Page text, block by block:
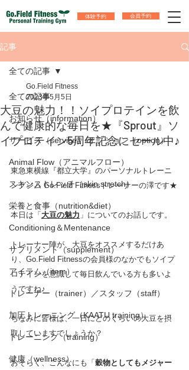
体験予約 会員予約
記事
全ての記事
お知らせ（information）
サービス（service）/オプション（option）
Animal Flow（アニマルフロー）
スキンストレッチ（skin stretch）
栄養と食事（nutrition&diet）
Conditioning＆Mentenance
サプリメント（supplement）
アイテム（item）
トレーナー（trainer）／スタッフ（staff）
加圧トレーニング（KAATU training）
トレーニング（training）
健康（wellness）
全ての記事
大豆の魅力！！ソイプロテインを飲
んで健康的な毎日を★『Sprout』ソ
イプロテイン5周年記念にセール中♪
Go.Field Fitness
2023年5月5日
東急東横線『都立大学』のパーソナルトレーニ
ングジム Go.Field Fitnessトレーナーの澤です★
本日は「 大豆の魅力 」についてのお話しです。
トレーナー陣が、大豆をオススメするだけあ
り、Go.Field Fitnessの会員様のなかでもソイプ
ロテインを意識して毎日飲んでいる方も多いよ
うですね♪
ちなみに皆様は、一日にどのくらいの大豆を摂
取していますでしょうか？
おそらく、こんなにも「 穀物としてもメジャー